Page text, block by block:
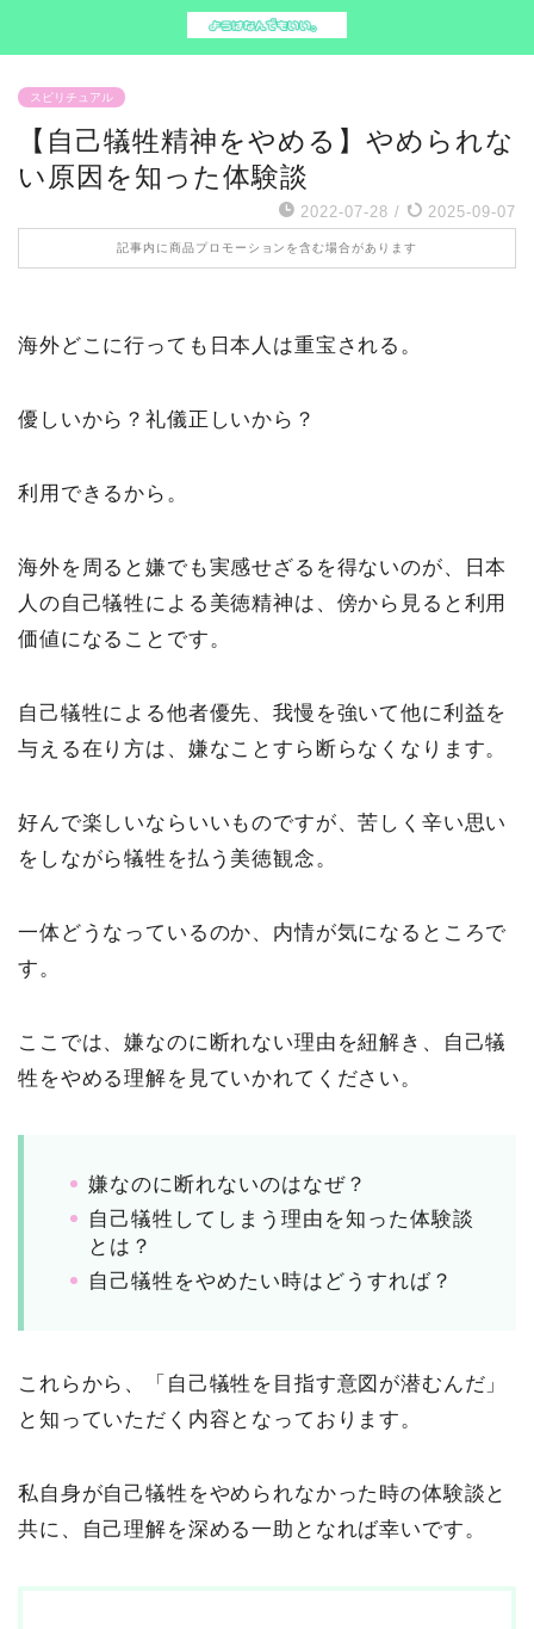
スピリチュアル
【自己犠牲精神をやめる】やめられな
い原因を知った体験談
2022-07-28 / 2025-09-07
記事内に商品プロモーションを含む場合があります
海外どこに行っても日本人は重宝される。
優しいから？礼儀正しいから？
利用できるから。
海外を周ると嫌でも実感せざるを得ないのが、日本
人の自己犠牲による美徳精神は、傍から見ると利用
価値になることです。
自己犠牲による他者優先、我慢を強いて他に利益を
与える在り方は、嫌なことすら断らなくなります。
好んで楽しいならいいものですが、苦しく辛い思い
をしながら犠牲を払う美徳観念。
一体どうなっているのか、内情が気になるところで
す。
ここでは、嫌なのに断れない理由を紐解き、自己犠
牲をやめる理解を見ていかれてください。
嫌なのに断れないのはなぜ？
自己犠牲してしまう理由を知った体験談
とは？
自己犠牲をやめたい時はどうすれば？
これらから、「自己犠牲を目指す意図が潜むんだ」
と知っていただく内容となっております。
私自身が自己犠牲をやめられなかった時の体験談と
共に、自己理解を深める一助となれば幸いです。